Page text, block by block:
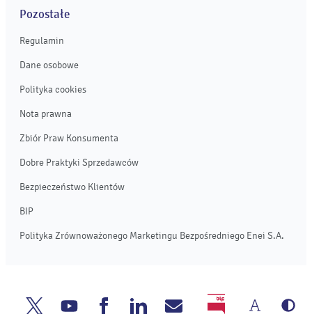
Pozostałe
Regulamin
Dane osobowe
Polityka cookies
Nota prawna
Zbiór Praw Konsumenta
Dobre Praktyki Sprzedawców
Bezpieczeństwo Klientów
BIP
Polityka Zrównoważonego Marketingu Bezpośredniego Enei S.A.
Enea Enea Enea Enea Napisz Zmień